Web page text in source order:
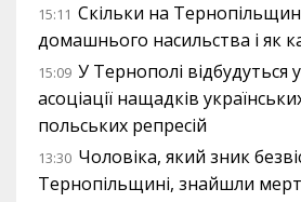
15:11 Скільки на
домашнього насильства і як
15:09 У Тернополі відбудуться
асоціації нащадків
польських репресій
13:30 Чоловіка, який зник
Тернопільщині, знайшли